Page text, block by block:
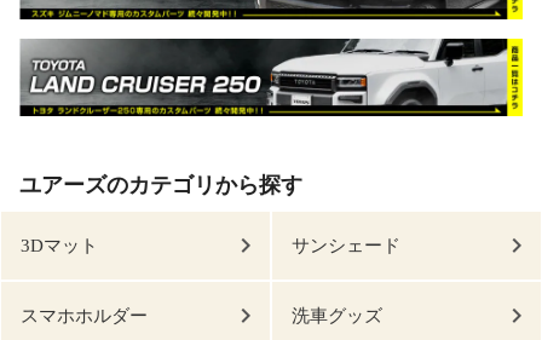
ユアーズのカテゴリから探す
3Dマット サンシェード
スマホホルダー 洗車グッズ